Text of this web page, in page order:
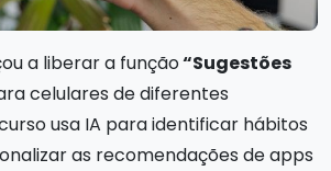
a liberar a função“Sugestões
celulares de diferentes
usa IA para identificar hábitos
as recomendações de apps